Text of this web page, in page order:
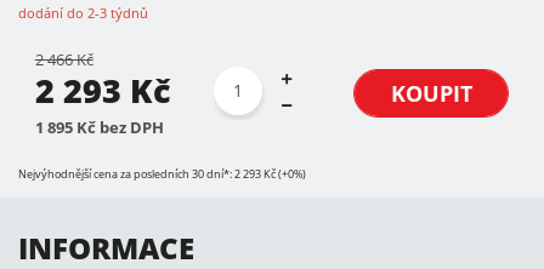
dodání do 2-3 týdnů
2 466 Kč
2 293 Kč
1 895 Kč bez DPH
KOUPIT
Nejvýhodnější cena za posledních 30 dní*: 2 293 Kč (+0%)
INFORMACE